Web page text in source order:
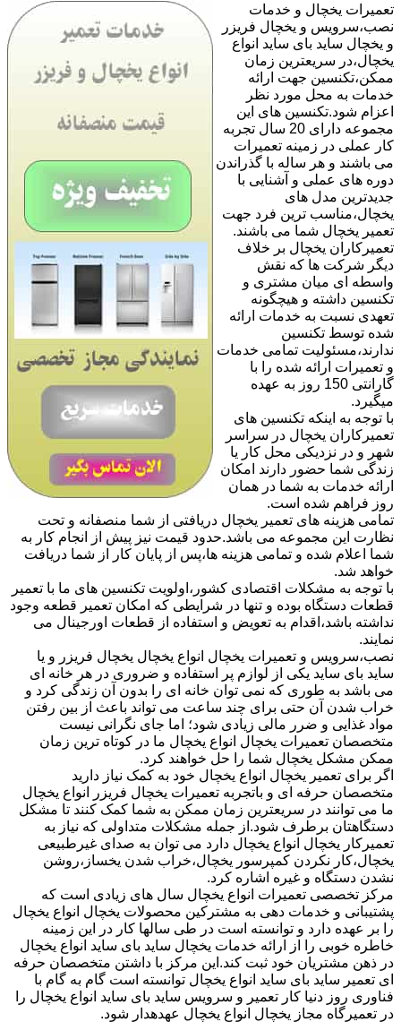
تعمیرات یخچال و خدمات
نصب،سرویس و یخچال فریزر
و یخچال ساید بای ساید انواع
یخچال،در سریعترین زمان
ممکن،تکنسین جهت ارائه
خدمات به محل مورد نظر
اعزام شود.تکنسین های این
مجموعه دارای 20 سال تجربه
کار عملی در زمینه تعمیرات
می باشند و هر ساله با گذراندن
دوره های عملی و آشنایی با
جدیدترین مدل های
یخچال،مناسب ترین فرد جهت
تعمیر یخچال شما می باشند.
تعمیرکاران یخچال بر خلاف
دیگر شرکت ها که نقش
واسطه ای میان مشتری و
تکنسین داشته و هیچگونه
تعهدی نسبت به خدمات ارائه
شده توسط تکنسین
ندارند،مسئولیت تمامی خدمات
و تعمیرات ارائه شده را با
گارانتی 150 روز به عهده
میگیرد.
با توجه به اینکه تکنسین های
تعمیرکاران یخچال در سراسر
شهر و در نزدیکی محل کار یا
زندگی شما حضور دارند امکان
ارائه خدمات به شما در همان
روز فراهم شده است.
تمامی هزینه های تعمیر یخچال دریافتی از شما منصفانه و تحت
نظارت این مجموعه می باشد.حدود قیمت نیز پیش از انجام کار به
شما اعلام شده و تمامی هزینه ها،پس از پایان کار از شما دریافت
خواهد شد.
با توجه به مشکلات اقتصادی کشور،اولویت تکنسین های ما با تعمیر
قطعات دستگاه بوده و تنها در شرایطی که امکان تعمیر قطعه وجود
نداشته باشد،اقدام به تعویض و استفاده از قطعات اورجینال می
نمایند.
نصب،سرویس و تعمیرات یخچال انواع یخچال یخچال فریزر و یا
ساید بای ساید یکی از لوازم پر استفاده و ضروری در هر خانه ای
می باشد به طوری که نمی توان خانه ای را بدون آن زندگی کرد و
خراب شدن آن حتی برای چند ساعت می تواند باعث از بین رفتن
مواد غذایی و ضرر مالی زیادی شود؛ اما جای نگرانی نیست
متخصصان تعمیرات یخچال انواع یخچال ما در کوتاه ترین زمان
ممکن مشکل یخچال شما را حل خواهند کرد.
اگر برای تعمیر یخچال انواع یخچال خود به کمک نیاز دارید
متخصصان حرفه ای و باتجربه تعمیرات یخچال فریزر انواع یخچال
ما می توانند در سریعترین زمان ممکن به شما کمک کنند تا مشکل
دستگاهتان برطرف شود.از جمله مشکلات متداولی که نیاز به
تعمیرکار یخچال انواع یخچال دارد می توان به صدای غیرطبیعی
یخچال،کار نکردن کمپرسور یخچال،خراب شدن یخساز،روشن
نشدن دستگاه و غیره اشاره کرد.
مرکز تخصصی تعمیرات انواع یخچال سال های زیادی است که
پشتیبانی و خدمات دهی به مشترکین محصولات یخچال انواع یخچال
را بر عهده دارد و توانسته است در طی سالها کار در این زمینه
خاطره خوبی را از ارائه خدمات یخچال ساید بای ساید انواع یخچال
در ذهن مشتریان خود ثبت کند.این مرکز با داشتن متخصصان حرفه
ای تعمیر ساید بای ساید انواع یخچال توانسته است گام به گام با
فناوری روز دنیا کار تعمیر و سرویس ساید بای ساید انواع یخچال را
در تعمیرگاه مجاز یخچال انواع یخچال عهدهدار شود.